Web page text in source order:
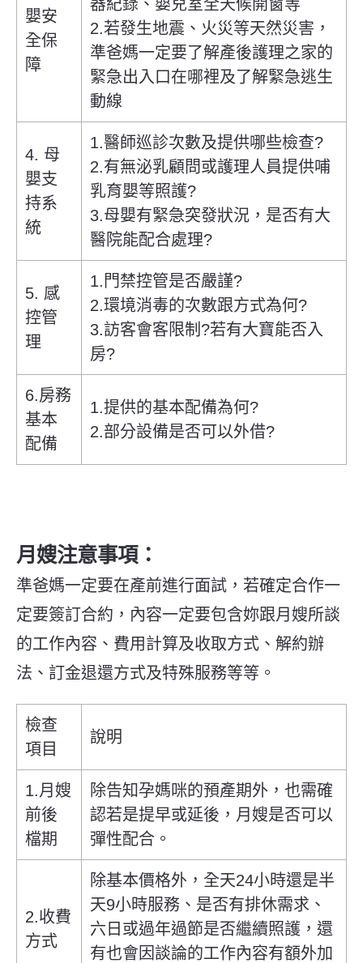
嬰安
全保
障
器紀錄、嬰兒室全天候開窗等
2.若發生地震、火災等天然災害，
準爸媽一定要了解產後護理之家的
緊急出入口在哪裡及了解緊急逃生
動線
4. 母
嬰支
持系
統
1.醫師巡診次數及提供哪些檢查?
2.有無泌乳顧問或護理人員提供哺
乳育嬰等照護?
3.母嬰有緊急突發狀況，是否有大
醫院能配合處理?
5. 感
控管
理
1.門禁控管是否嚴謹?
2.環境消毒的次數跟方式為何?
3.訪客會客限制?若有大寶能否入
房?
6.房務
基本
配備
1.提供的基本配備為何?
2.部分設備是否可以外借?
月嫂注意事項：
準爸媽一定要在產前進行面試，若確定合作一
定要簽訂合約，內容一定要包含妳跟月嫂所談
的工作內容、費用計算及收取方式、解約辦
法、訂金退還方式及特殊服務等等。
檢查
項目
說明
1.月嫂
前後
檔期
除告知孕媽咪的預產期外，也需確
認若是提早或延後，月嫂是否可以
彈性配合。
2.收費
方式
除基本價格外，全天24小時還是半
天9小時服務、是否有排休需求、
六日或過年過節是否繼續照護，還
有也會因談論的工作內容有額外加